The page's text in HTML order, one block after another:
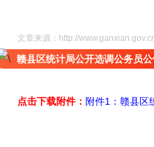
文章来源： http://
赣县区统计局公开选调公务员
点击下载附件： 附件1：赣县区